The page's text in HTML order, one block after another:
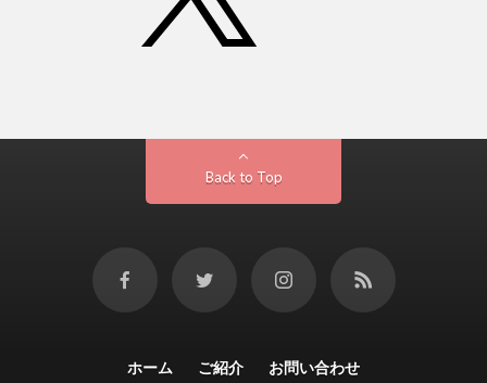
Back to Top
ホーム ご紹介 お問い合わせ